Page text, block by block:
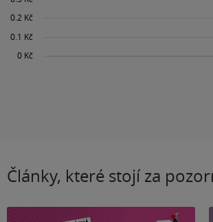
Články, které stojí za